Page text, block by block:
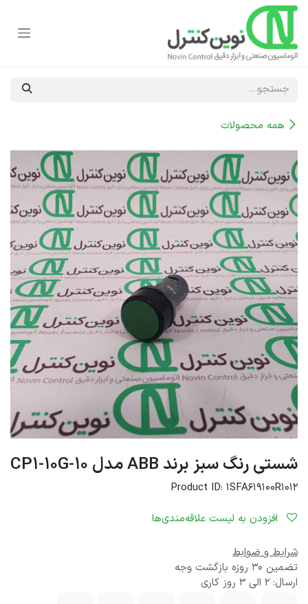
صرف نظر و مشاهده محتوا
همه محصولات
شستی رنگ سبز برند ABB مدل CP1-10G-10
Product ID: 1SFA619100R1012
شرایط و ضوابط
تضمین 30 روزه بازگشت وجه
ارسال: 2 الی 3 روز کاری